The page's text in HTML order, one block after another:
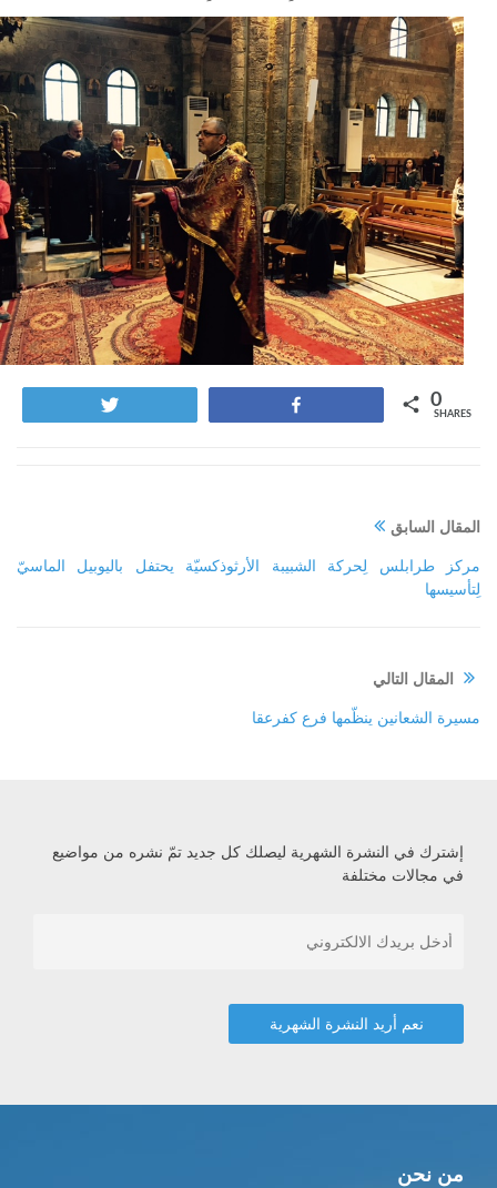
0
SHARES
المقال السابق
مركز طرابلس لِحركة الشبيبة الأرثوذكسيّة يحتفل باليوبيل الماسيّ
لِتأسيسها
المقال التالي
مسيرة الشعانين ينظّمها فرع كفرعقا
إشترك في النشرة الشهرية ليصلك كل جديد تمّ نشره من مواضيع
في مجالات مختلفة
من نحن